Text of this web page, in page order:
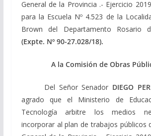
General de la Provincia .- Ejercicio
para la Escuela Nº 4.523 de la
Brown del Departamento Rosario
(Expte. Nº 90-27.028/18).
A la Comisión de Obras
Del Señor Senador DIEGO
agrado que el Ministerio de
Tecnología arbitre los medios
incorporar al plan de trabajos públicos